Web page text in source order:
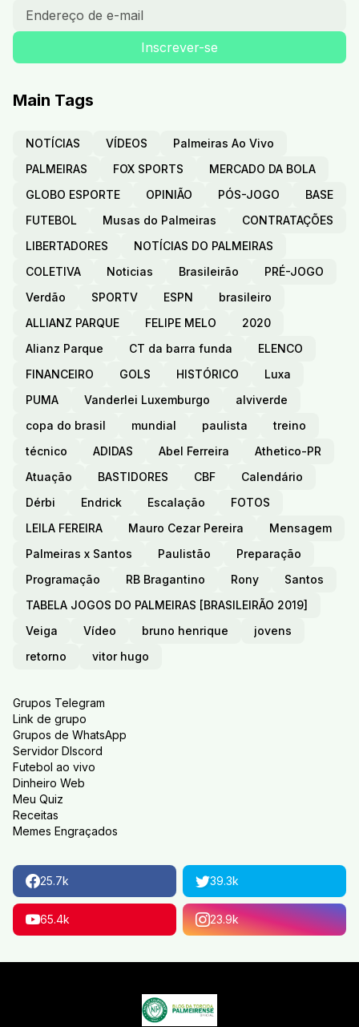
Main Tags
NOTÍCIAS VÍDEOS
Palmeiras Ao Vivo
PALMEIRAS
FOX SPORTS
MERCADO DA BOLA
GLOBO ESPORTE
OPINIÃO PÓS-JOGO
BASE
FUTEBOL
Musas do Palmeiras
CONTRATAÇÕES
LIBERTADORES
NOTÍCIAS DO PALMEIRAS
COLETIVA
Noticias Brasileirão
PRÉ-JOGO
Verdão
SPORTV ESPN
brasileiro
ALLIANZ PARQUE
FELIPE MELO
2020
Alianz Parque
CT da barra funda
ELENCO
FINANCEIRO
GOLS HISTÓRICO
Luxa
PUMA
Vanderlei Luxemburgo
alviverde
copa do brasil
mundial paulista
treino
técnico
ADIDAS Abel Ferreira
Athetico-PR
Atuação
BASTIDORES CBF
Calendário
Dérbi
Endrick Escalação
FOTOS
LEILA FEREIRA
Mauro Cezar Pereira
Mensagem
Palmeiras x Santos
Paulistão
Preparação
Programação
RB Bragantino Rony
Santos
TABELA JOGOS DO PALMEIRAS [BRASILEIRÃO 2019]
Veiga
Vídeo bruno henrique
jovens
retorno
vitor hugo
Grupos Telegram
Link de grupo
Grupos de WhatsApp
Servidor DIscord
Futebol ao vivo
Dinheiro Web
Meu Quiz
Receitas
Memes Engraçados
25.7k 39.3k
65.4k 23.9k